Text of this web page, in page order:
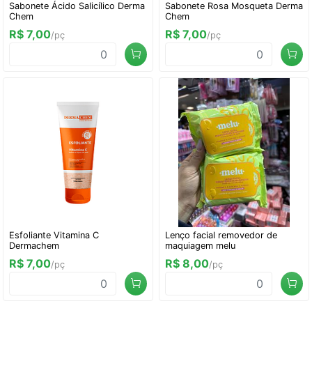
Sabonete Ácido Salicílico Derma
Chem
R$ 7,00/pç
Sabonete Rosa Mosqueta Derma
Chem
R$ 7,00/pç
Esfoliante Vitamina C
Dermachem
R$ 7,00/pç
Lenço facial removedor de
maquiagem melu
R$ 8,00/pç